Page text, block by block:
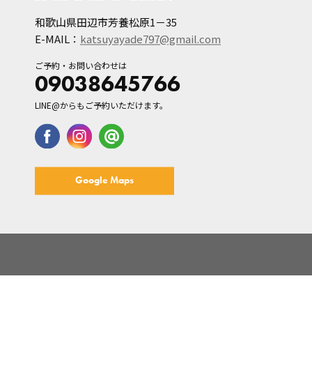
和歌山県田辺市芳養松原1－35
E-MAIL： katsuyayade797@gmail.com
ご予約・お問い合わせは
09038645766
LINE@からもご予約いただけます。
Google Maps